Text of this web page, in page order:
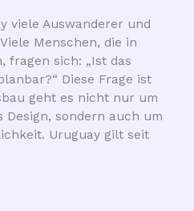
viele Auswanderer und
Menschen, die in
fragen sich: „Ist das
Diese Frage ist
geht es nicht nur um
Design, sondern auch um
Uruguay gilt seit